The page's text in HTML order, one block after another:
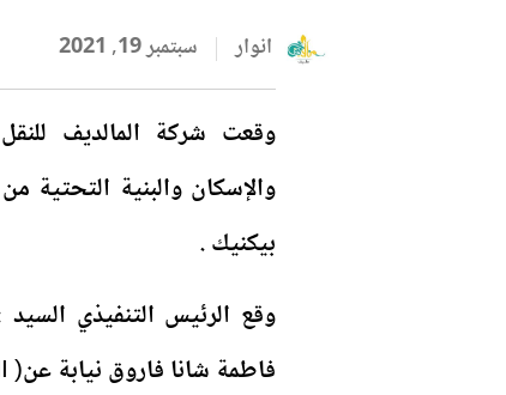
انوار سبتمبر 19, 2021
والإسكان والبنية
بيكنيك .
فاطمة شانا فاروق نيابة عن( MNPHI.)